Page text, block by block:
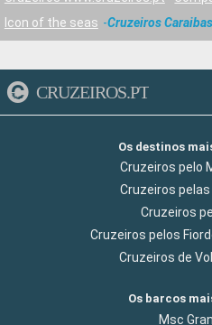
Icon of the seas
Cruzeiros
CRUZEIROS.PT
Os destinos
Cruzeiros pelo
Cruzeiros pelas
Cruzeiros
Cruzeiros pelos
Cruzeiros de
Os barcos
Msc